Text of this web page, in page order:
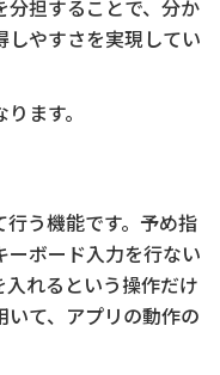
担することで、分か
しやすさを実現してい
ます。
う機能です。予め指
ボード入力を行ない
れるという操作だけ
て、アプリの動作の